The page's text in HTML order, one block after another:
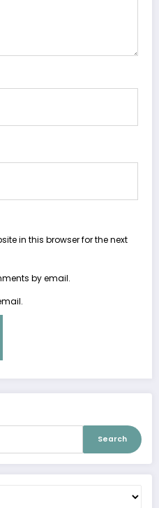
in this browser for the next
by email.
Search